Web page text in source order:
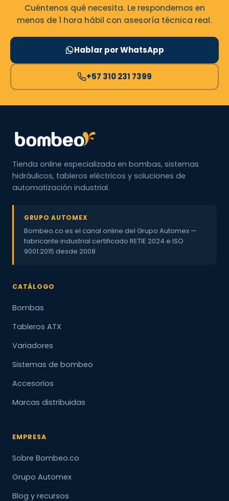
Cuéntenos qué necesita. Le respondemos en
menos de 1 hora hábil con asesoría técnica real.
Hablar por WhatsApp
+57 310 231 7399
Tienda online especializada en bombas, sistemas
hidráulicos, tableros eléctricos y soluciones de
automatización industrial.
GRUPO AUTOMEX
Bombeo.co es el canal online del Grupo Automex —
fabricante industrial certificado RETIE 2024 e ISO
9001:2015 desde 2008.
CATÁLOGO
Bombas
Tableros ATX
Variadores
Sistemas de bombeo
Accesorios
Marcas distribuidas
EMPRESA
Sobre Bombeo.co
Grupo Automex
Blog y recursos